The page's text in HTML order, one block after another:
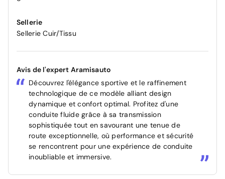
Sellerie
Sellerie Cuir/Tissu
Avis de l'expert Aramisauto
Découvrez l'élégance sportive et le raffinement
technologique de ce modèle alliant design
dynamique et confort optimal. Profitez d'une
conduite fluide grâce à sa transmission
sophistiquée tout en savourant une tenue de
route exceptionnelle, où performance et sécurité
se rencontrent pour une expérience de conduite
inoubliable et immersive.